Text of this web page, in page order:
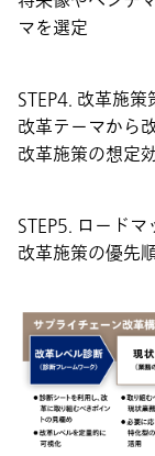
マを選定
STEP4. 改革施策
改革テーマから
改革施策の想定
STEP5. ロードマ
改革施策の優先